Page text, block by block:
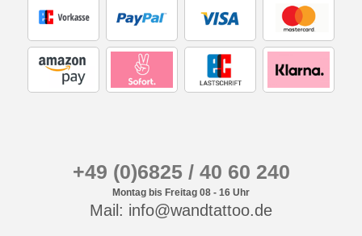
+49 (0)6825 / 40 60 240
Montag bis Freitag 08 - 16 Uhr
Mail: info@wandtattoo.de